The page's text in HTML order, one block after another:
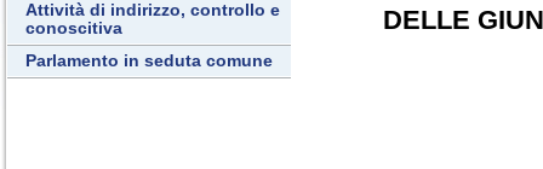
Attività di indirizzo, controllo e
conoscitiva
Parlamento in seduta comune
DELLE